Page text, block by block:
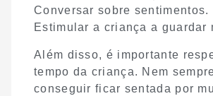
Conversar sobre sentimentos.
Estimular a criança a guardar
Além disso, é importante
tempo da criança. Nem
conseguir ficar sentada por